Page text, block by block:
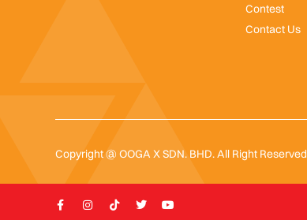
Contest
Contact Us
Copyright @ OOGA X SDN. BHD. All Right Reserved